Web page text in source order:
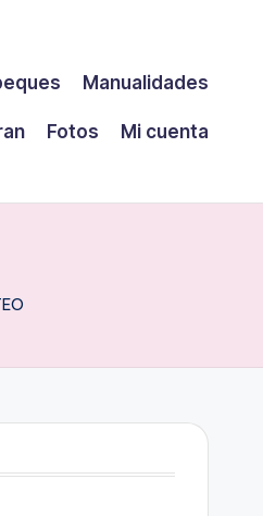
Manualidades
Fotos
Mi cuenta